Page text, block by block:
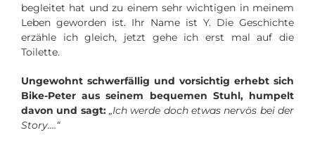
begleitet hat und zu einem sehr wichtigen in meinem
Leben geworden ist. Ihr Name ist Y. Die Geschichte
erzähle ich gleich, jetzt gehe ich erst mal auf die
Toilette.
Ungewohnt schwerfällig und vorsichtig erhebt sich
Bike-Peter aus seinem bequemen Stuhl, humpelt
davon und sagt: „Ich werde doch etwas nervös bei der
Story….“